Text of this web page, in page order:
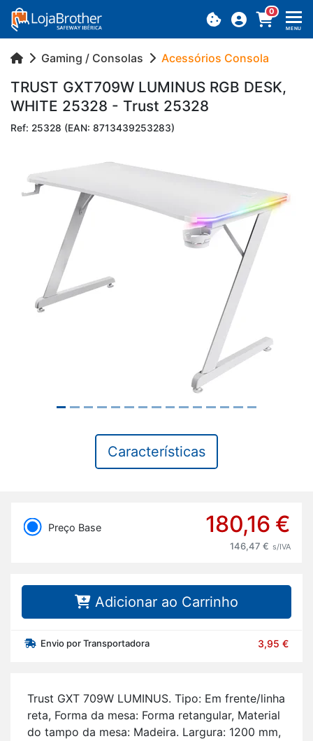
0
MENU
Gaming / Consolas Acessórios Consola
TRUST GXT709W LU­MINUS RGB DESK,
WHITE 25328 - Trust 25328
Ref: 25328 (EAN: 8713439253283)
Previous
Características
Preço Base 180,16 €
146,47 € s/IVA
Adicionar ao Carrinho
Envio por Transportadora 3,95 €
Trust GXT 709W LU­MINUS. Tipo: Em frente/linha
reta, Forma da mesa: Forma re­tan­gular, Ma­te­rial
do tampo da mesa: Ma­deira. Lar­gura: 1200 mm,